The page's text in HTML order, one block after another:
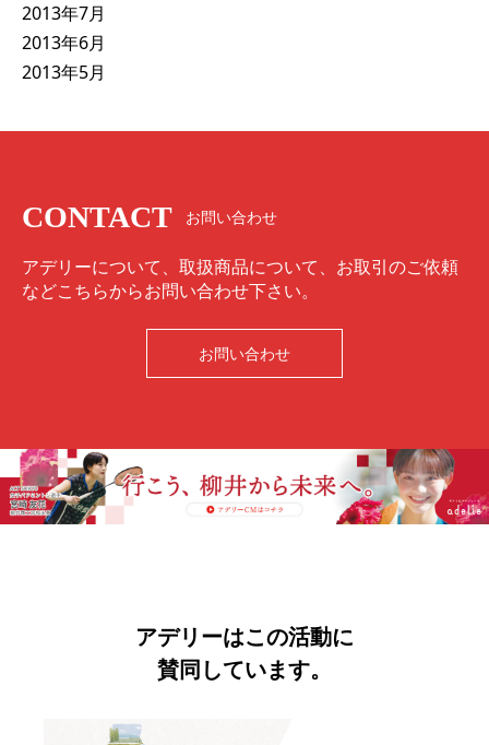
2013年7月
2013年6月
2013年5月
CONTACT お問い合わせ
アデリーについて、取扱商品について、お取引のご依頼
などこちらからお問い合わせ下さい。
お問い合わせ
アデリーはこの活動に
賛同しています。